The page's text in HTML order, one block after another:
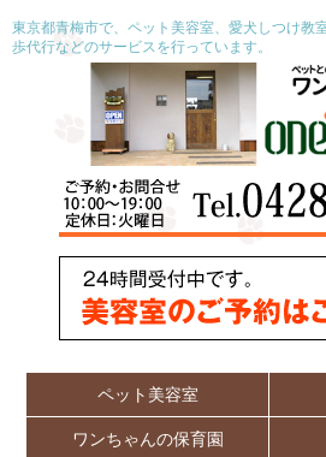
東京都青梅市で、ペット美容室、愛犬しつけ教
歩代行などのサービスを行っています。
ペット美容室
ワンちゃんの保育園